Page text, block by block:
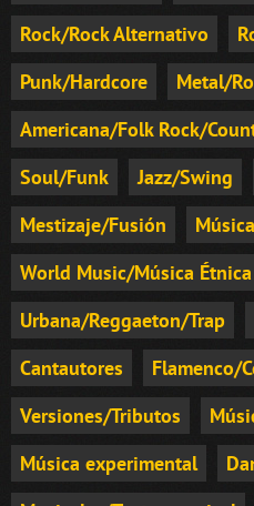
Rock/Rock Alternativo
Punk/Hardcore
Metal/
Americana/Folk Rock/
Soul/Funk
Jazz/Swing
Mestizaje/Fusión
World Music/Música Étnica
Urbana/Reggaeton/Trap
Cantautores
Flamenco/
Versiones/Tributos
Música experimental